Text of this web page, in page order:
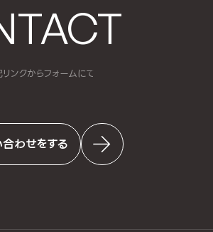
ンクからフォームにて
わせをする